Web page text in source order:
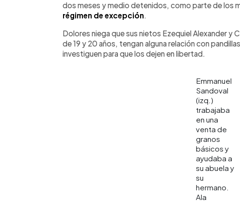
dos meses y medio detenidos, como parte de los
régimen de excepción.
Dolores niega que sus nietos Ezequiel Alexander y
de 19 y 20 años, tengan alguna relación con
investiguen para que los dejen en libertad.
Emmanuel
Sandoval
(izq.)
trabajaba
en una
venta de
granos
básicos y
ayudaba a
su abuela y
su
hermano.
Ala